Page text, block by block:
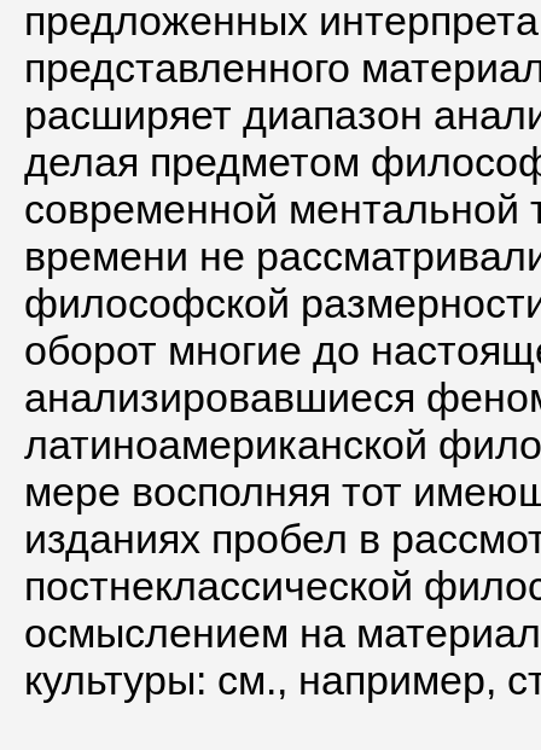
предложенных
представленного
расширяет диапазон
делая предметом
современной ментальной
времени не
философской
оборот многие до
анализировавшиеся
латиноамериканской
мере восполняя тот
изданиях пробел в
постнеклассической
осмыслением на
культуры: см., например,